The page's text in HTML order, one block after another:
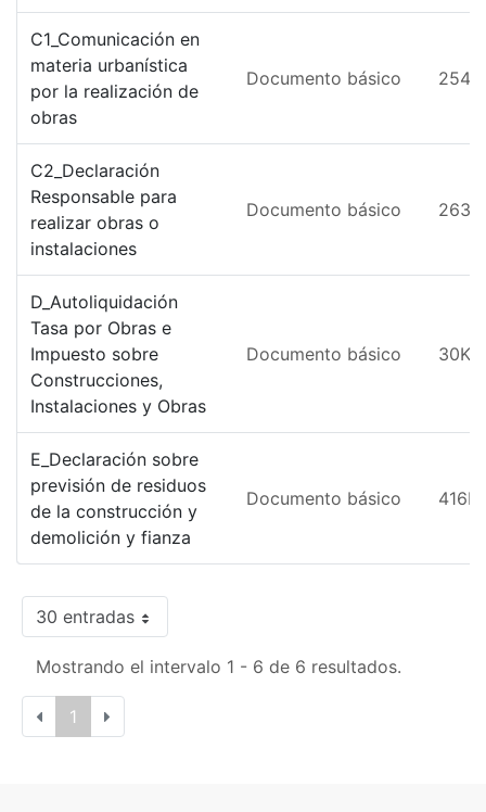
C1_Comunicación en
materia urbanística
por la realización de
obras
Documento básico
C2_Declaración
Responsable para
realizar obras o
instalaciones
Documento básico
D_Autoliquidación
Tasa por Obras e
Impuesto sobre
Construcciones,
Instalaciones y Obras
Documento básico 30KB
E_Declaración sobre
previsión de residuos
de la construcción y
demolición y fianza
Documento básico
30 entradas
Mostrando el intervalo 1 - 6 de 6 resultados.
1